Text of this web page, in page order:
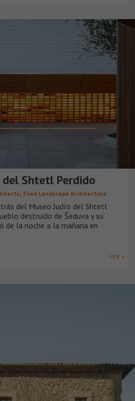
Shtetl Perdido
, Enea Landscape Architecture
del Museo Judío del Shtetl
destruido de Šeduva y su
de la noche a la mañana en
VER +